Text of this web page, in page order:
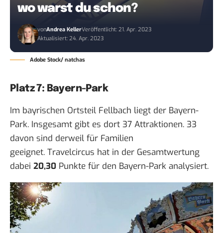
wo warst du schon?
vonAndrea KellerVeröffentlicht: 21. Apr. 2023
Aktualisiert: 24. Apr. 2023
Adobe Stock/ natchas
Platz 7: Bayern-Park
Im bayrischen Ortsteil Fellbach liegt der Bayern-
Park. Insgesamt gibt es dort 37 Attraktionen. 33
davon sind derweil für Familien
geeignet. Travelcircus hat in der Gesamtwertung
dabei 20,30 Punkte für den Bayern-Park analysiert.